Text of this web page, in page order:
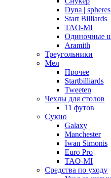
Dyna | spheres
Start Billiards
TAO-MI
Одиночные
Aramith
Треугольники
Мел
Прочее
Startbilliards
Tweeten
Чехлы для столов
11 футов
Сукно
Galaxy
Manchester
Iwan Simonis
Euro Pro
TAO-MI
Средства по уходу